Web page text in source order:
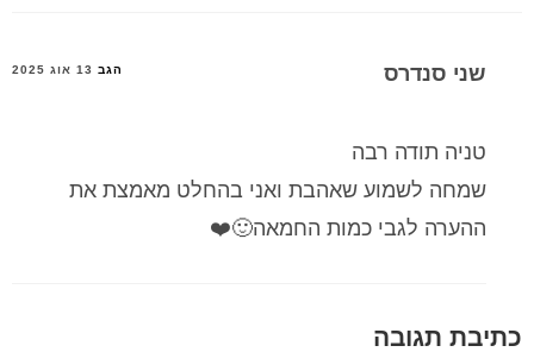
שני סנדרס הגב 13 אוג 2025
טניה תודה רבה
שמחה לשמוע שאהבת ואני בהחלט מאמצת את
ההערה לגבי כמות החמאה🙂❤️
כתיבת תגובה